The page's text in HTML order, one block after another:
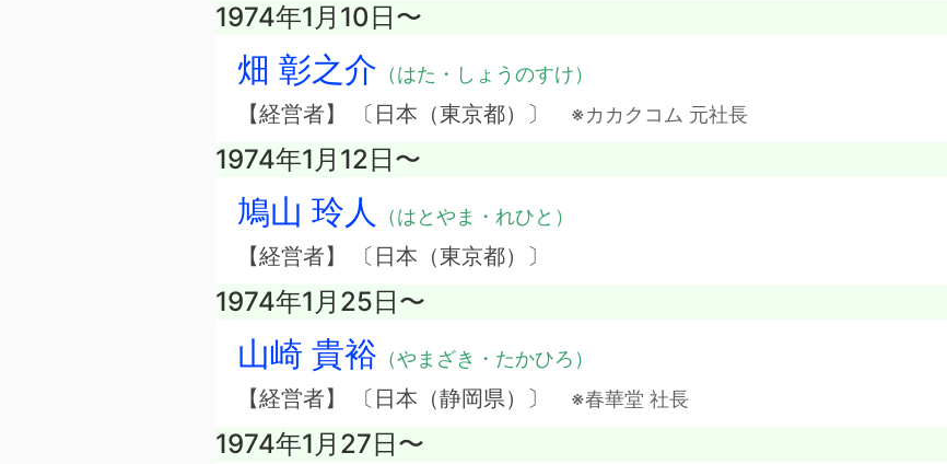
1974年1月10日〜
畑 彰之介 （はた・しょうのすけ）
【経営者】 〔日本（東京都）〕 ※カカクコム 元社長
1974年1月12日〜
鳩山 玲人 （はとやま・れひと）
【経営者】 〔日本（東京都）〕
1974年1月25日〜
山崎 貴裕 （やまざき・たかひろ）
【経営者】 〔日本（静岡県）〕 ※春華堂 社長
1974年1月27日〜